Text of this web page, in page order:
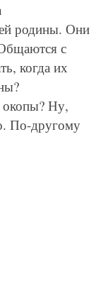
родины. Они
с
когда их
Ну,
По-другому